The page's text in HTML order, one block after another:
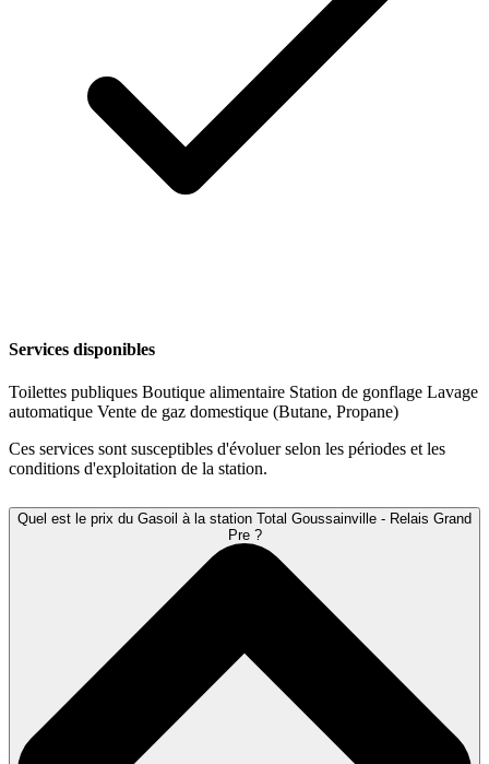
Services disponibles
Toilettes publiques Boutique alimentaire Station de gonflage Lavage
automatique Vente de gaz domestique (Butane, Propane)
Ces services sont susceptibles d'évoluer selon les périodes et les
conditions d'exploitation de la station.
Quel est le prix du Gasoil à la station Total Goussainville - Relais Grand
Pre ?